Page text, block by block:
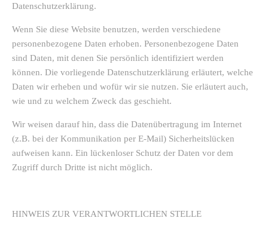
Datenschutzerklärung.
Wenn Sie diese Website benutzen, werden verschiedene
personenbezogene Daten erhoben. Personenbezogene Daten
sind Daten, mit denen Sie persönlich identifiziert werden
können. Die vorliegende Datenschutzerklärung erläutert, welche
Daten wir erheben und wofür wir sie nutzen. Sie erläutert auch,
wie und zu welchem Zweck das geschieht.
Wir weisen darauf hin, dass die Datenübertragung im Internet
(z.B. bei der Kommunikation per E-Mail) Sicherheitslücken
aufweisen kann. Ein lückenloser Schutz der Daten vor dem
Zugriff durch Dritte ist nicht möglich.
HINWEIS ZUR VERANTWORTLICHEN STELLE